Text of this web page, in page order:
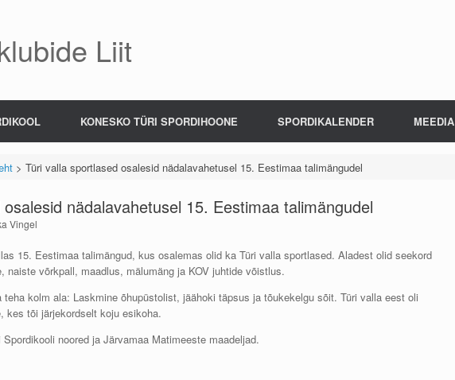
Liit
KONESKO TÜRI SPORDIHOONE SPORDIKALENDER MEEDIA
> Türi valla sportlased osalesid nädalavahetusel 15. Eestimaa talimängudel
nädalavahetusel 15. Eestimaa talimängudel
Vingel
15. Eestimaa talimängud, kus osalemas olid ka Türi valla sportlased. Aladest olid seekord
naiste võrkpall, maadlus, mälumäng ja KOV juhtide võistlus.
kolm ala: Laskmine õhupüstolist, jäähoki täpsus ja tõukekelgu sõit. Türi valla eest oli
kes tõi järjekordselt koju esikoha.
noored ja Järvamaa Matimeeste maadeljad.